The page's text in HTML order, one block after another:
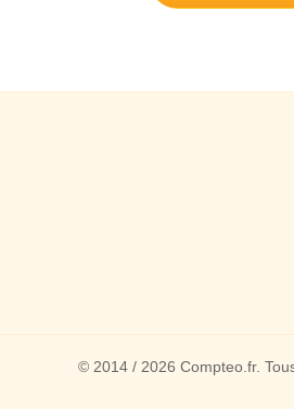
© 2014 / 2026 Compteo.fr.